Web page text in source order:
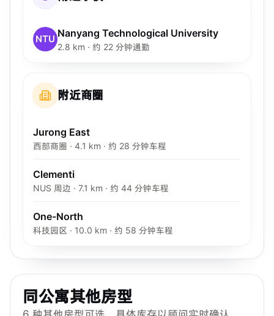
NTU Nanyang Technological University
2.8 km · 约 22 分钟通勤
附近商圈
Jurong East
西部商圈 · 4.1 km · 约 28 分钟车程
Clementi
NUS 周边 · 7.1 km · 约 44 分钟车程
One-North
科技园区 · 10.0 km · 约 58 分钟车程
同公寓其他房型